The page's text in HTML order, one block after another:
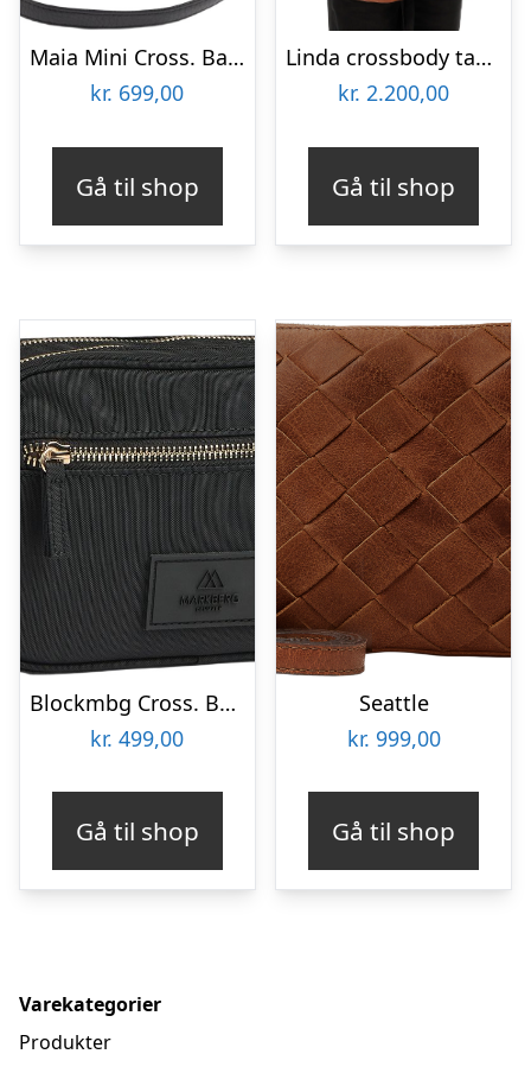
Maia Mini Cross. Bag, Grain
kr. 699,00
Gå til shop
Linda crossbody taske, medium – Cognac
kr. 2.200,00
Gå til shop
Blockmbg Cross. Bag, Rec.
kr. 499,00
Gå til shop
Seattle
kr. 999,00
Gå til shop
Varekategorier
Produkter